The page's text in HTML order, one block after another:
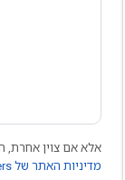
אלא אם צוין אחרת,
מדיניות האתר של Google Developers‏